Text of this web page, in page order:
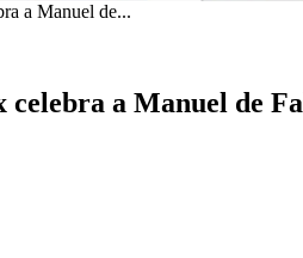
a Manuel de...
a Manuel de